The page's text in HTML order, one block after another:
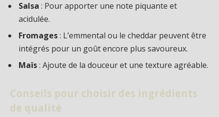
Salsa : Pour apporter une note piquante et
acidulée.
Fromages: L’emmental ou le cheddar peuvent être
intégrés pour un goût encore plus savoureux.
Maïs: Ajoute de la douceur et une texture agréable.
Conseils pour choisir des ingrédients
de qualité